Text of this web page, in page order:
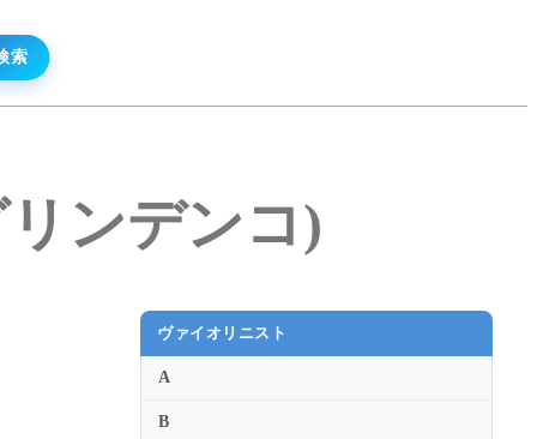
ンデンコ)
ヴァイオリニスト
A
B